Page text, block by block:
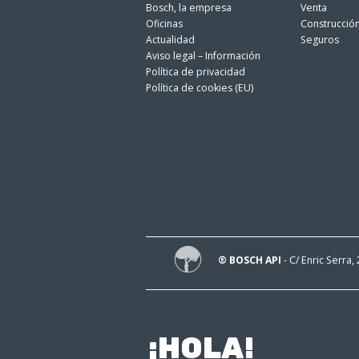
Bosch, la empresa
Oficinas
Actualidad
Aviso legal – Información
Política de privacidad
Política de cookies (EU)
Venta
Seguros
® BOSCH API - C/ Enric Serra,
¡HOLA!